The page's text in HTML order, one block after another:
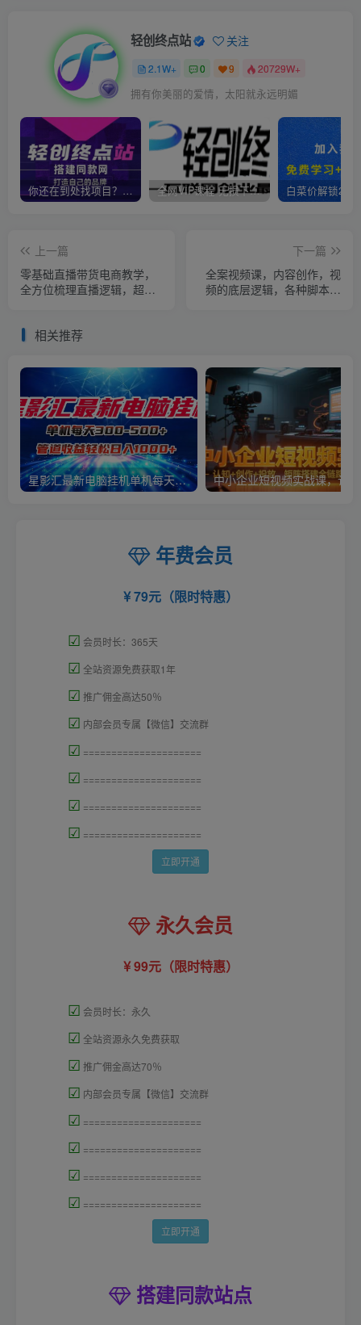
轻创终点站 关注
2.1W+ 0 9 20729W+
拥有你美丽的爱情，太阳就永远明媚
你还在到处找项目？还在当韭菜？我靠卖项目一个月收入5万+，曾经我也是个失败者。 全网VIP课程 无损下载~
上一篇
零基础直播带货电商教学，
全方位梳理直播逻辑，超详
下一篇
全案视频课，内容创作，视
频的底层逻辑，各种脚本拆
相关推荐
星影汇最新电脑挂机单机每天300+团队管道收益轻松日入1000+
年费会员
79元（限时特惠）
☑ 会员时长：365天
☑ 全站资源免费获取1年
☑ 推广佣金高达50％
☑ 内部会员专属【微信】交流群
☑ =====================
☑ =====================
☑ =====================
☑ =====================
立即开通
永久会员
99元（限时特惠）
☑ 会员时长：永久
☑ 全站资源永久免费获取
☑ 推广佣金高达70％
☑ 内部会员专属【微信】交流群
☑ =====================
☑ =====================
☑ =====================
☑ =====================
立即开通
搭建同款站点